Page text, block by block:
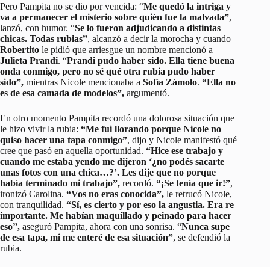
Pero Pampita no se dio por vencida: “Me quedó la intriga y
va a permanecer el misterio sobre quién fue la malvada”,
lanzó, con humor. “Se lo fueron adjudicando a distintas
chicas. Todas rubias”, alcanzó a decir la morocha y cuando
Robertito le pidió que arriesgue un nombre mencionó a
Julieta Prandi. “Prandi pudo haber sido. Ella tiene buena
onda conmigo, pero no sé qué otra rubia pudo haber
sido”, mientras Nicole mencionaba a Sofía Zámolo. “Ella no
es de esa camada de modelos”, argumentó.
En otro momento Pampita recordó una dolorosa situación que
le hizo vivir la rubia: “Me fui llorando porque Nicole no
quiso hacer una tapa conmigo”, dijo y Nicole manifestó qué
cree que pasó en aquella oportunidad. “Hice ese trabajo y
cuando me estaba yendo me dijeron ‘¿no podés sacarte
unas fotos con una chica…?’. Les dije que no porque
había terminado mi trabajo”, recordó. “¡Se tenía que ir!”,
ironizó Carolina. “Vos no eras conocida”, le retrucó Nicole,
con tranquilidad. “Sí, es cierto y por eso la angustia. Era re
importante. Me habían maquillado y peinado para hacer
eso”, aseguró Pampita, ahora con una sonrisa. “Nunca supe
de esa tapa, mi me enteré de esa situación”, se defendió la
rubia.